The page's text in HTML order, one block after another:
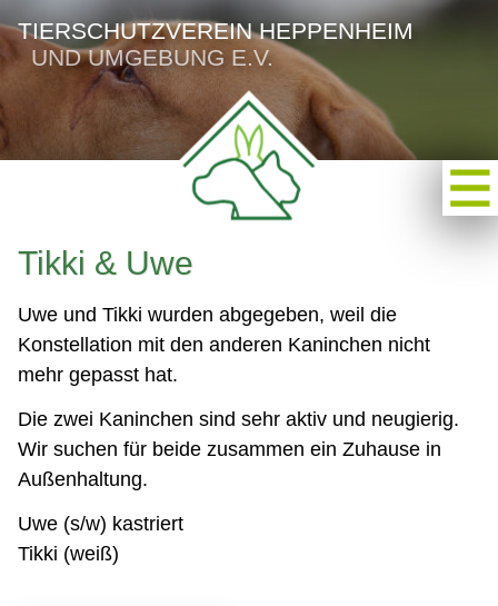
TIERSCHUTZVEREIN HEPPENHEIM
UND UMGEBUNG E.V.
Tikki & Uwe
Uwe und Tikki wurden abgegeben, weil die
Konstellation mit den anderen Kaninchen nicht
mehr gepasst hat.
Die zwei Kaninchen sind sehr aktiv und neugierig.
Wir suchen für beide zusammen ein Zuhause in
Außenhaltung.
Uwe (s/w) kastriert
Tikki (weiß)